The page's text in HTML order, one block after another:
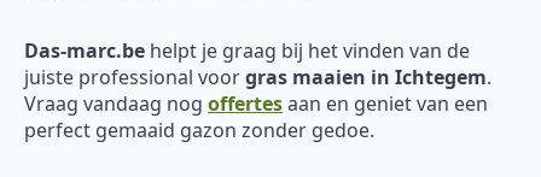
Das-marc.be helpt je graag bij het vinden van de
juiste professional voorgras maaien in Ichtegem.
Vraag vandaag nog offertesaan en geniet van een
perfect gemaaid gazon zonder gedoe.